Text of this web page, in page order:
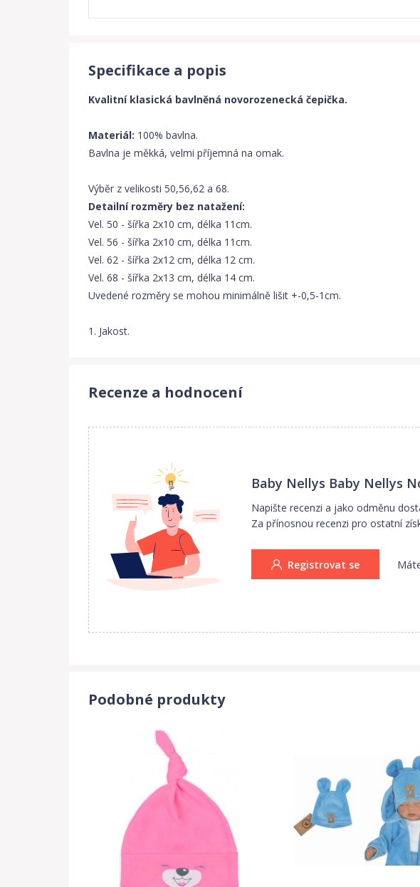
Specifikace a popis
Kvalitní klasická bavlněná novorozenecká čepička.
Materiál: 100% bavlna.
Bavlna je měkká, velmi příjemná na omak.
Výběr z velikosti 50,56,62 a 68.
Detailní rozměry bez natažení:
Vel. 50 - šířka 2x10 cm, délka 11cm.
Vel. 56 - šířka 2x10 cm, délka 11cm.
Vel. 62 - šířka 2x12 cm, délka 12 cm.
Vel. 68 - šířka 2x13 cm, délka 14 cm.
Uvedené rozměry se mohou minimálně lišit +-0,5-1cm.
1. Jakost.
Recenze a hodnocení
Baby Nellys Baby Nellys
Napište recenzi a jako odměnu
Za přínosnou recenzi pro ostatní
Registrovat se
Podobné produkty